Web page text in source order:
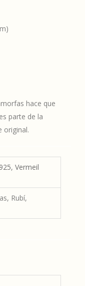
hace que
parte de la
original.
, Vermeil
Rubí,